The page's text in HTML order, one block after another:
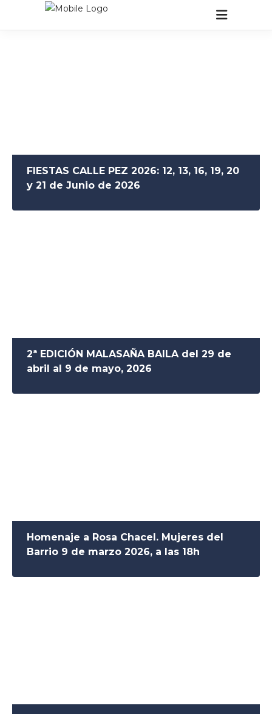
FIESTAS CALLE PEZ 2026: 12, 13, 16, 19, 20
y 21 de Junio de 2026
2ª EDICIÓN MALASAÑA BAILA del 29 de
abril al 9 de mayo, 2026
Homenaje a Rosa Chacel. Mujeres del
Barrio 9 de marzo 2026, a las 18h